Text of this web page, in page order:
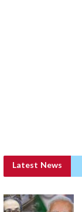
Latest News